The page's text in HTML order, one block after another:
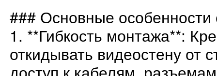
### Основные особенности
1. **Гибкость монтажа**:
откидывать видеостену от